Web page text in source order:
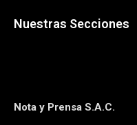
Nuestras Secciones
Nota y Prensa S.A.C.